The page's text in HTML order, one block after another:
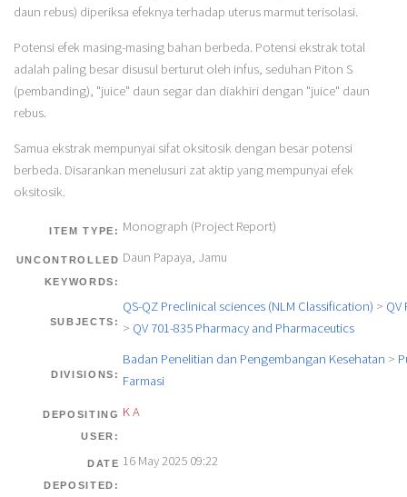
daun rebus) diperiksa efeknya terhadap uterus marmut terisolasi.
Potensi efek masing-masing bahan berbeda. Potensi ekstrak total
adalah paling besar disusul berturut oleh infus, seduhan Piton S
(pembanding), "juice" daun segar dan diakhiri dengan "juice" daun
rebus.
Samua ekstrak mempunyai sifat oksitosik dengan besar potensi
berbeda. Disarankan menelusuri zat aktip yang mempunyai efek
oksitosik.
ITEM TYPE: Monograph (Project Report)
UNCONTROLLED
KEYWORDS:
Daun Papaya, Jamu
SUBJECTS:
QS-QZ Preclinical sciences (NLM Classification) >
> QV 701-835 Pharmacy and Pharmaceutics
DIVISIONS:
Badan Penelitian dan Pengembangan Kesehatan >
Farmasi
DEPOSITING
USER:
K A
DATE
DEPOSITED:
16 May 2025 09:22